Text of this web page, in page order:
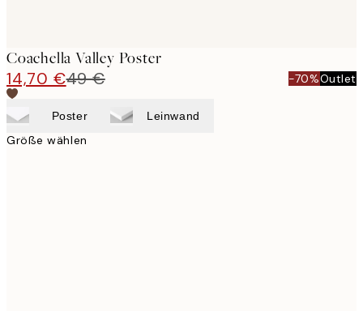
Coachella Valley Poster
14,70 €49 € -70%Outlet
Poster Leinwand
Größe wählen